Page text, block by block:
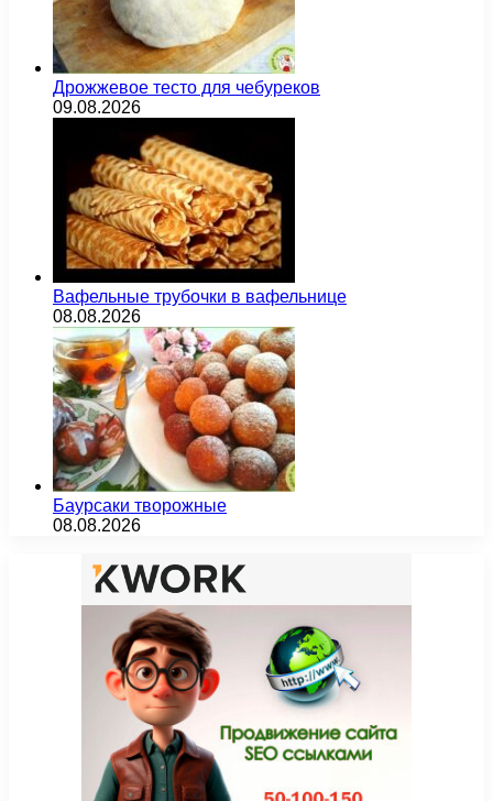
Дрожжевое тесто для чебуреков
09.08.2026
Вафельные трубочки в вафельнице
08.08.2026
Баурсаки творожные
08.08.2026